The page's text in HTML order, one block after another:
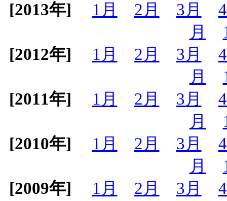
[2013年]
1月 2月 3月
月
[2012年]
1月 2月 3月
月
[2011年]
1月 2月 3月
月
[2010年]
1月 2月 3月
月
[2009年]
1月 2月 3月